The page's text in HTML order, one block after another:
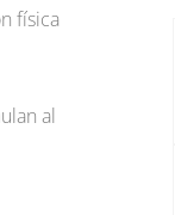
física
al